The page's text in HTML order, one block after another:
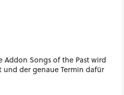
Addon Songs of the Past wird
der genaue Termin dafür